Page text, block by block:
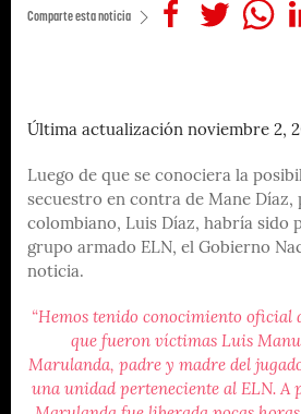
Comparte esta noticia
Última actualización noviembre 2,
Luego de que se conociera la
secuestro en contra de Mane
colombiano, Luis Díaz, habría sido
grupo armado ELN, el Gobierno
noticia.
“Hemos tenido conocimiento oficial
que fueron víctimas Luis
Marulanda, padre y madre del
una unidad perteneciente al ELN. A